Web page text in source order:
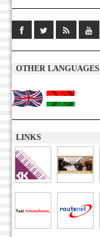
OTHER LANGUAGES
LINKS